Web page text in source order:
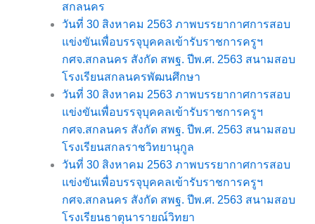
สกลนคร
วันที่ 30 สิงหาคม 2563 ภาพบรรยากาศการสอบ
แข่งขันเพื่อบรรจุบุคคลเข้ารับราชการครูฯ
กศจ.สกลนคร สังกัด สพฐ. ปีพ.ศ. 2563 สนามสอบ
โรงเรียนสกลนครพัฒนศึกษา
วันที่ 30 สิงหาคม 2563 ภาพบรรยากาศการสอบ
แข่งขันเพื่อบรรจุบุคคลเข้ารับราชการครูฯ
กศจ.สกลนคร สังกัด สพฐ. ปีพ.ศ. 2563 สนามสอบ
โรงเรียนสกลราชวิทยานุกูล
วันที่ 30 สิงหาคม 2563 ภาพบรรยากาศการสอบ
แข่งขันเพื่อบรรจุบุคคลเข้ารับราชการครูฯ
กศจ.สกลนคร สังกัด สพฐ. ปีพ.ศ. 2563 สนามสอบ
โรงเรียนธาตุนารายณ์วิทยา